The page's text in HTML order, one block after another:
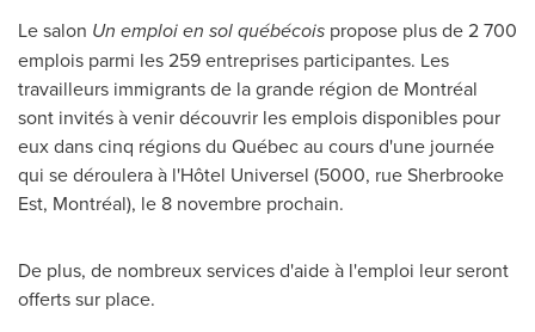
Le salon Un emploi en sol québécois propose plus de 2 700
emplois parmi les 259 entreprises participantes. Les
travailleurs immigrants de la grande région de Montréal
sont invités à venir découvrir les emplois disponibles pour
eux dans cinq régions du Québec au cours d'une journée
qui se déroulera à l'Hôtel Universel (5000, rue Sherbrooke
Est, Montréal), le 8 novembre prochain.
De plus, de nombreux services d'aide à l'emploi leur seront
offerts sur place.